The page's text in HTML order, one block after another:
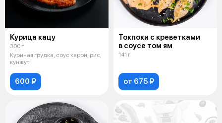
Курица кацу
300 г
Куриная грудка, соус карри, рис,
кунжут
600 ₽
Токпоки с креветками
в соусе том ям
141 г
от 675 ₽